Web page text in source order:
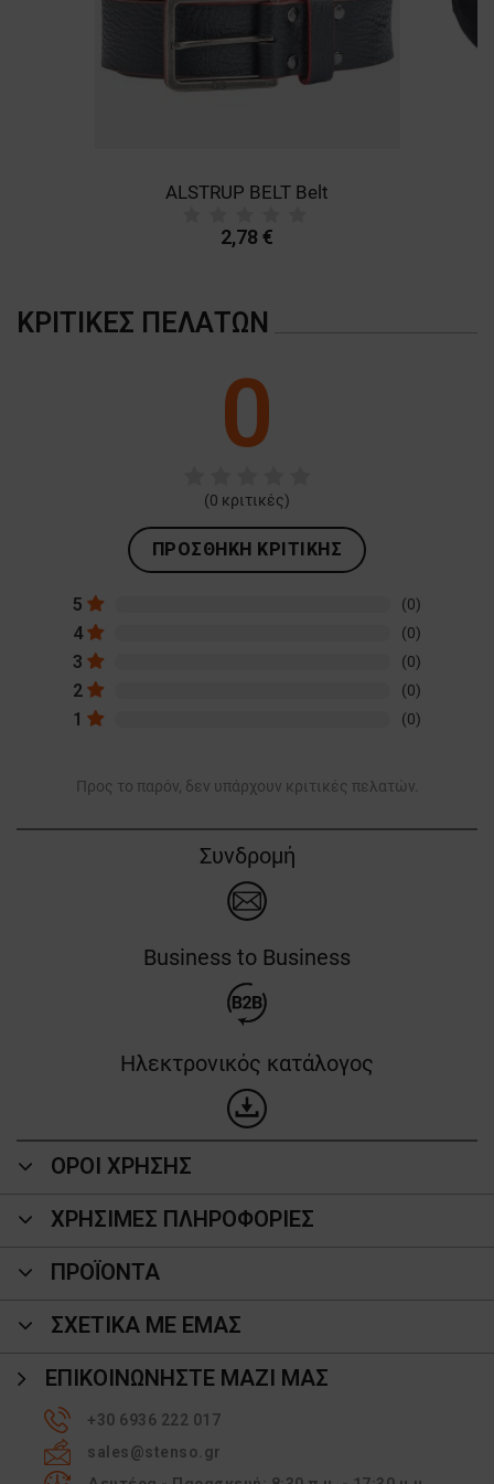
ALSTRUP BELT Belt
2,78 €
ΚΡΙΤΙΚΈΣ ΠΕΛΑΤΏΝ
0
(0 κριτικές)
ΠΡΟΣΘΉΚΗ ΚΡΙΤΙΚΉΣ
5 (0)
4 (0)
3 (0)
2 (0)
1 (0)
Προς το παρόν, δεν υπάρχουν κριτικές πελατών.
Συνδρομή
Business to Business
Ηλεκτρονικός κατάλογος
ΟΡΟΙ ΧΡΗΣΗΣ
ΧΡΗΣΙΜΕΣ ΠΛΗΡΟΦΟΡΙΕΣ
ΠΡΟΪΌΝΤΑ
ΣΧΕΤΙΚΑ ΜΕ ΕΜΑΣ
ΕΠΙΚΟΙΝΩΝΉΣΤΕ ΜΑΖΊ ΜΑΣ
+30 6936 222 017
sales@stenso.gr